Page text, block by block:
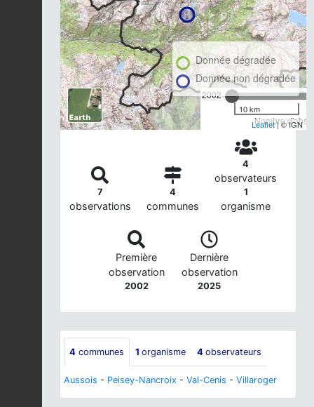
2002
Nombre
Donnée dégradée
Donnée non dégradée
10 km
Leaflet| © IGN
7
observations
4
communes
4
observateurs
1
organisme
Première
observation
2002
Dernière
observation
2025
4 communes 1 organisme 4 observateurs
Aussois - Peisey-Nancroix - Val-Cenis - Villaroger